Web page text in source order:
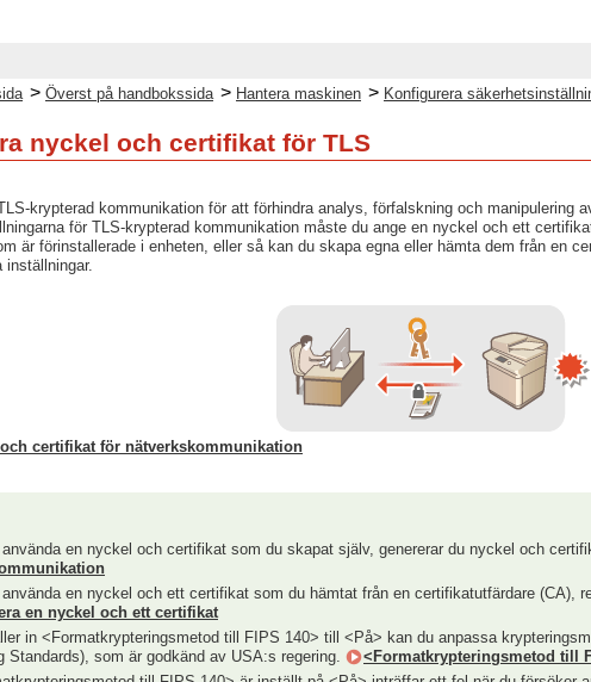
> Överst på handbokssida > Hantera maskinen > Konfigurera
nyckel och certifikat för TLS
krypterad kommunikation för att förhindra analys, förfalskning och manipulering
för TLS-krypterad kommunikation måste du ange en nyckel och ett
är förinstallerade i enheten, eller så kan du skapa egna eller hämta dem från en
inställningar.
certifikat för nätverkskommunikation
en nyckel och certifikat som du skapat själv, genererar du nyckel och
en nyckel och ett certifikat som du hämtat från en certifikatutfärdare (CA),
en nyckel och ett certifikat
in <Formatkrypteringsmetod till FIPS 140> till <På> kan du anpassa
Standards), som är godkänd av USA:s regering.
<Formatkrypteringsmetod till